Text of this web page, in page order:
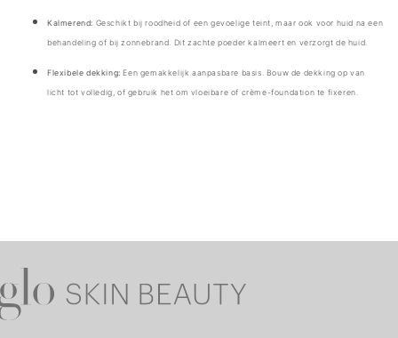
Kalmerend: Geschikt bij roodheid of een gevoelige teint, maar ook voor huid na een
behandeling of bij zonnebrand. Dit zachte poeder kalmeert en verzorgt de huid.
Flexibele dekking: Een gemakkelijk aanpasbare basis. Bouw de dekking op van
licht tot volledig, of gebruik het om vloeibare of crème-foundation te fixeren.